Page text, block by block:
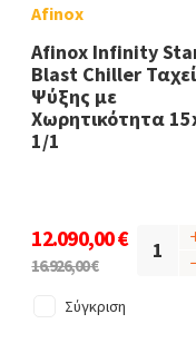
Afinox
Afinox Infinity
Blast Chiller
Ψύξης με
Χωρητικότητα
1/1
12.090,00 €
16.926,00 €
Σύγκριση